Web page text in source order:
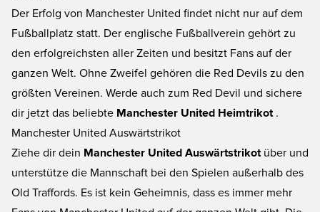
Der Erfolg von Manchester United findet nicht nur auf dem
Fußballplatz statt. Der englische Fußballverein gehört zu
den erfolgreichsten aller Zeiten und besitzt Fans auf der
ganzen Welt. Ohne Zweifel gehören die Red Devils zu den
größten Vereinen. Werde auch zum Red Devil und sichere
dir jetzt das beliebte Manchester United Heimtrikot .
Manchester United Auswärtstrikot
Ziehe dir dein Manchester United Auswärtstrikot über und
unterstütze die Mannschaft bei den Spielen außerhalb des
Old Traffords. Es ist kein Geheimnis, dass es immer mehr